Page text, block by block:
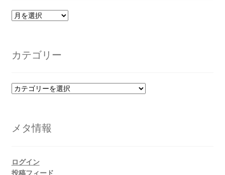
ア
ブ
カテゴリー
カ
ー
メタ情報
ログイン
投稿フィード